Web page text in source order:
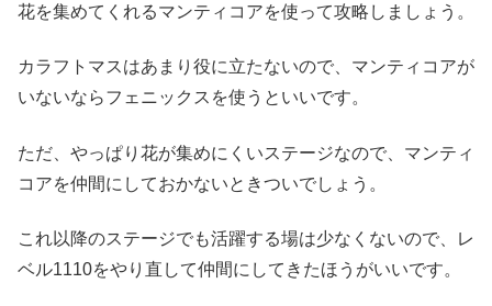
花を集めてくれるマンティコアを使って攻略しましょう。
カラフトマスはあまり役に立たないので、マンティコアが
いないならフェニックスを使うといいです。
ただ、やっぱり花が集めにくいステージなので、マンティ
コアを仲間にしておかないときついでしょう。
これ以降のステージでも活躍する場は少なくないので、レ
ベル1110をやり直して仲間にしてきたほうがいいです。